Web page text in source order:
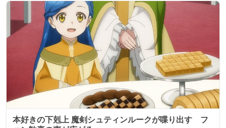
本好きの下剋上 魔剣シュティンルークが喋り出す フ